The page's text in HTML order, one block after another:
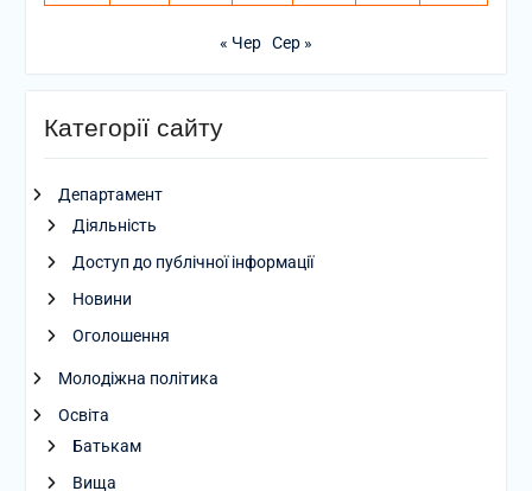
« Чер Сер »
Категорії сайту
Департамент
Діяльність
Доступ до публічної інформації
Новини
Оголошення
Молодіжна політика
Освіта
Батькам
Вища